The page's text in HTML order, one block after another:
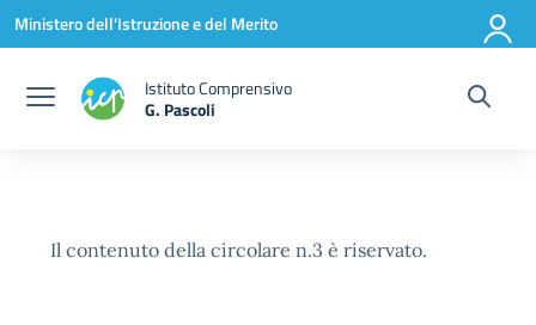
Vai ai contenuti
Vai al menu di navigazione
Vai al footer
Ministero dell'Istruzione e del Merito
Istituto Comprensivo
G. Pascoli
Il contenuto della circolare n.3 è riservato.